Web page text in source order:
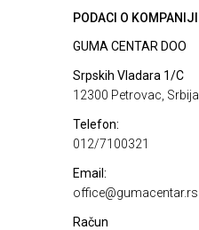
PODACI O KOMPANIJI
GUMA CENTAR DOO
Srpskih Vladara 1/C
12300 Petrovac, Srbija
Telefon:
012/7100321
Email:
office@gumacentar.rs
Račun